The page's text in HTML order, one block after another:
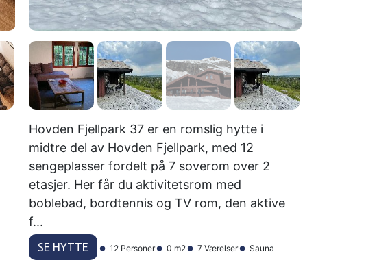
Hovden Fjellpark 37 er en romslig hytte i
midtre del av Hovden Fjellpark, med 12
sengeplasser fordelt på 7 soverom over 2
etasjer. Her får du aktivitetsrom med
boblebad, bordtennis og TV rom, den aktive
f...
SE HYTTE 12 Personer 0 m2 7 Værelser Sauna